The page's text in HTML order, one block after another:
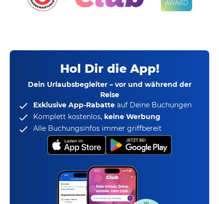
Hol Dir die App!
Dein Urlaubsbegleiter – vor und während der
Reise
Exklusive App-Rabatte auf Deine Buchungen
Komplett kostenlos, keine Werbung
Alle Buchungsinfos immer griffbereit